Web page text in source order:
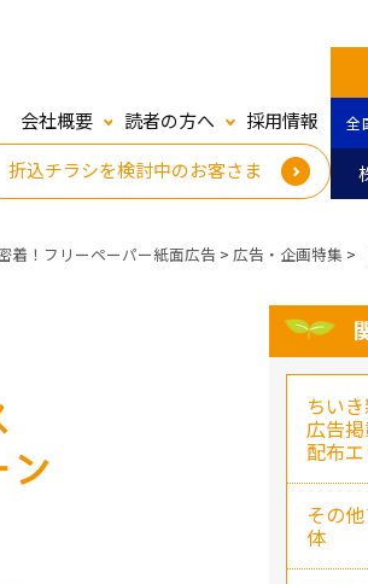
会社概要 読者の方へ
採用情報
折込チラシを検討中のお客さま
全
着！フリーペーパー紙面広告 >広告・企画特集 >
ン
ちい
広告
配布
その
体